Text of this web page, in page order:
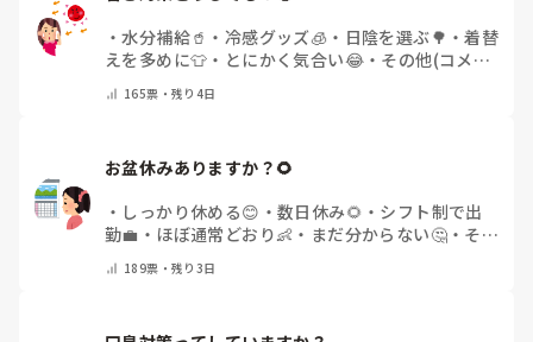
・水分補給🥤 ・ 冷感グッズ🧊 ・ 日陰を選ぶ🌳 ・着替
えを多めに👕 ・ とにかく気合い😂・ その他(コメン
165票・残り4日
お盆休みありますか？🌻
・ しっかり休める😊 ・ 数日休み🌻 ・ シフト制で出
勤💼 ・ ほぼ通常どおり👶 ・ まだ分からない🤔・ その
189票・残り3日